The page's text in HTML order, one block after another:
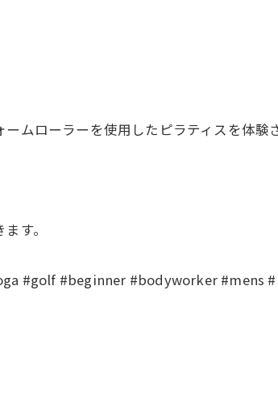
ムローラーを使用したピラティスを体験
す。
#golf #beginner #bodyworker #mens #